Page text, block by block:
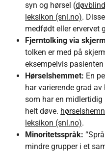
syn og hørsel (
leksikon (snl.no).
medfødt eller ervervet
Fjerntolking via
tolken er med på
eksempelvis
Hørselshemmet: En
har varierende grad
som har en midlertidig
helt døve.
leksikon (snl.no).
Minoritetsspråk:
mindre grupper i et